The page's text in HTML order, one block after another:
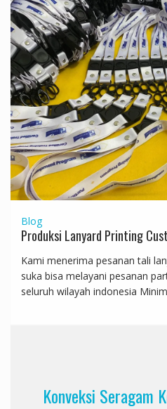
Blog
Produksi Lanyard Printing
Kami menerima pesanan tali
suka bisa melayani pesanan
seluruh wilayah indonesia
Konveksi Seragam